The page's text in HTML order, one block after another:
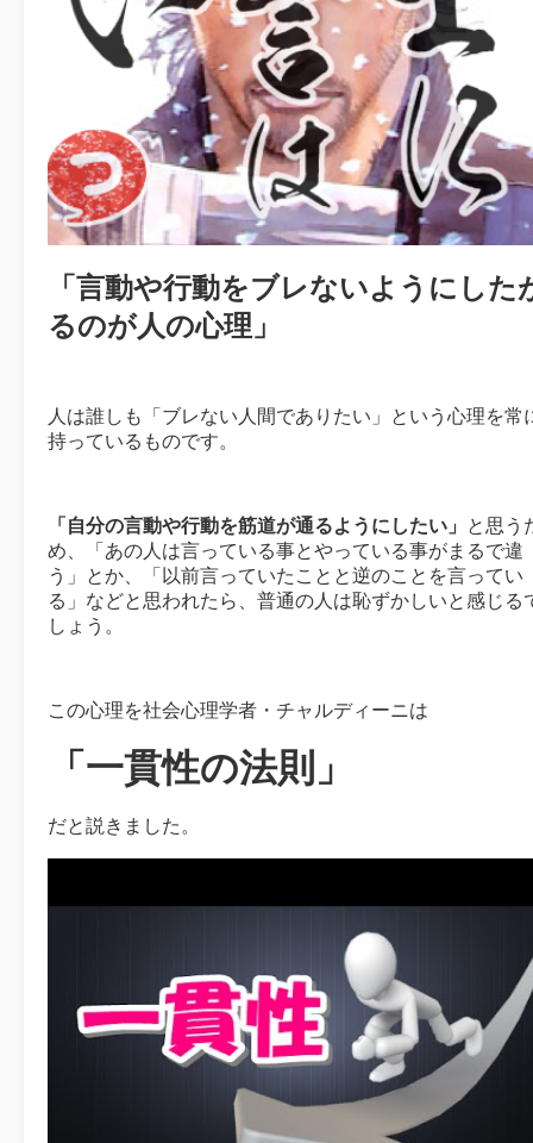
「言動や行動をブレないようにした
るのが人の心理」
人は誰しも「ブレない人間でありたい」という心理を常
持っているものです。
「自分の言動や行動を筋道が通るようにしたい」
と思う
め、「あの人は言っている事とやっている事がまるで違
う」とか、「以前言っていたことと逆のことを言ってい
る」などと思われたら、普通の人は恥ずかしいと感じる
しょう。
この心理を社会心理学者・チャルディーニは
「一貫性の法則」
だと説きました。